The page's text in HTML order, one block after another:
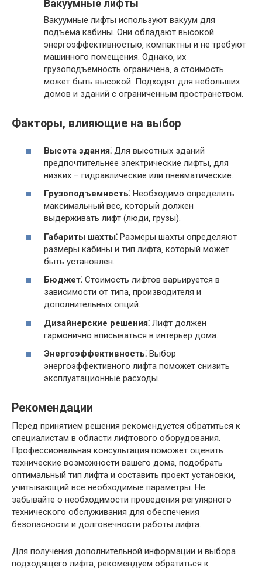
Вакуумные лифты
Вакуумные лифты используют вакуум для
подъема кабины. Они обладают высокой
энергоэффективностью‚ компактны и не требуют
машинного помещения. Однако‚ их
грузоподъемность ограничена‚ а стоимость
может быть высокой. Подходят для небольших
домов и зданий с ограниченным пространством.
Факторы‚ влияющие на выбор
Высота здания⁚ Для высотных зданий
предпочтительнее электрические лифты‚ для
низких – гидравлические или пневматические.
Грузоподъемность⁚ Необходимо определить
максимальный вес‚ который должен
выдерживать лифт (люди‚ грузы).
Габариты шахты⁚ Размеры шахты определяют
размеры кабины и тип лифта‚ который может
быть установлен.
Бюджет⁚ Стоимость лифтов варьируется в
зависимости от типа‚ производителя и
дополнительных опций.
Дизайнерские решения⁚ Лифт должен
гармонично вписываться в интерьер дома.
Энергоэффективность⁚ Выбор
энергоэффективного лифта поможет снизить
эксплуатационные расходы.
Рекомендации
Перед принятием решения рекомендуется обратиться к
специалистам в области лифтового оборудования.
Профессиональная консультация поможет оценить
технические возможности вашего дома‚ подобрать
оптимальный тип лифта и составить проект установки‚
учитывающий все необходимые параметры. Не
забывайте о необходимости проведения регулярного
технического обслуживания для обеспечения
безопасности и долговечности работы лифта.
Для получения дополнительной информации и выбора
подходящего лифта‚ рекомендуем обратиться к